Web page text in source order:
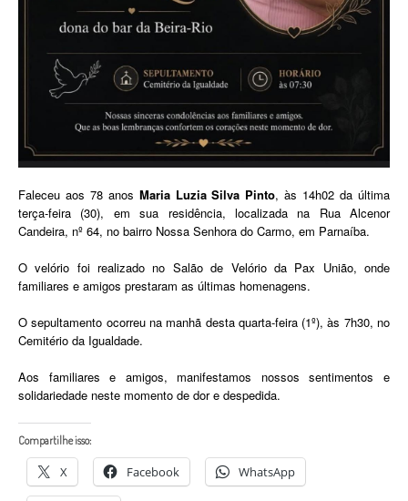
Faleceu aos 78 anos Maria Luzia Silva Pinto, às 14h02 da última
terça-feira (30), em sua residência, localizada na Rua Alcenor
Candeira, nº 64, no bairro Nossa Senhora do Carmo, em Parnaíba.
O velório foi realizado no Salão de Velório da Pax União, onde
familiares e amigos prestaram as últimas homenagens.
O sepultamento ocorreu na manhã desta quarta-feira (1º), às 7h30, no
Cemitério da Igualdade.
Aos familiares e amigos, manifestamos nossos sentimentos e
solidariedade neste momento de dor e despedida.
Compartilhe isso:
X Facebook WhatsApp